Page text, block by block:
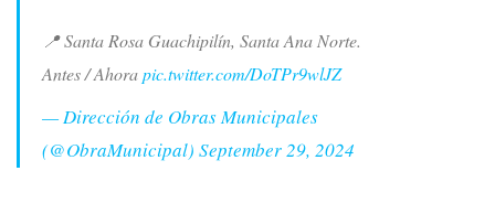
📍 Santa Rosa Guachipilín, Santa Ana Norte.
Antes / Ahorapic.twitter.com/DoTPr9wlJZ
— Dirección de Obras Municipales
(@ObraMunicipal) September 29, 2024